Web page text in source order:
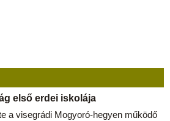
első erdei iskolája
a visegrádi Mogyoró-hegyen működő